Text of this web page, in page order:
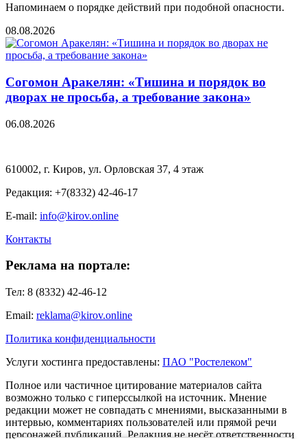
Напоминаем о порядке действий при подобной опасности.
08.08.2026
Согомон Аракелян: «Тишина и порядок во
дворах не просьба, а требование закона»
06.08.2026
610002, г. Киров, ул. Орловская 37, 4 этаж
Редакция: +7(8332) 42-46-17
E-mail: info@kirov.online
Контакты
Реклама на портале:
Тел: 8 (8332) 42-46-12
Email: reklama@kirov.online
Политика конфиденциальности
Услуги хостинга предоставлены: ПАО "Ростелеком"
Полное или частичное цитирование материалов сайта
возможно только с гиперссылкой на источник. Мнение
редакции может не совпадать с мнениями, высказанными в
интервью, комментариях пользователей или прямой речи
персонажей публикаций. Редакция не несёт ответственности